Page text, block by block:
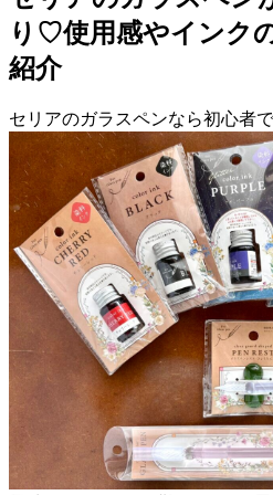
り♡使用感やインク
紹介
セリアのガラスペンなら初心者